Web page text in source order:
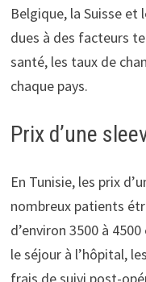
Belgique, la Suisse et
dues à des facteurs
santé, les taux de
chaque pays.
Prix d’une
En Tunisie, les prix
nombreux patients
d’environ 3500 à
le séjour à l’hôpital,